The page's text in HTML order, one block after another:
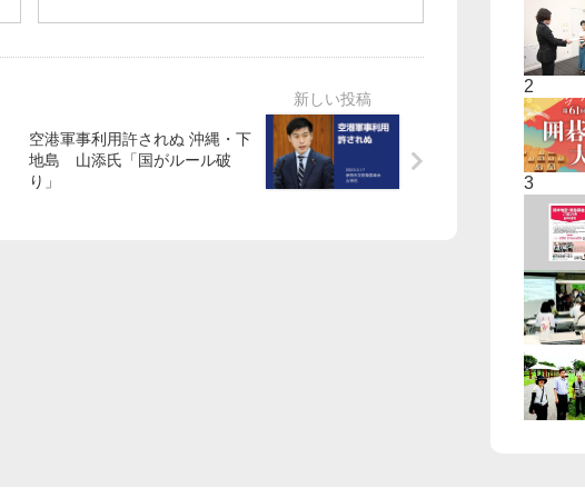
空港軍事利用許されぬ 沖縄・下
地島 山添氏「国がルール破
り」